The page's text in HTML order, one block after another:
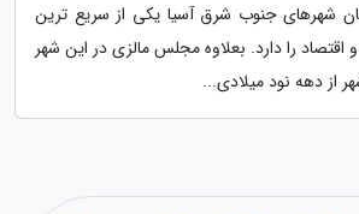
میان شهرهای جنوب شرق آسیا یکی از سریع ترین
را دارد. بعلاوه مجلس مالزی در این شهر
از دهه نود میلادی...